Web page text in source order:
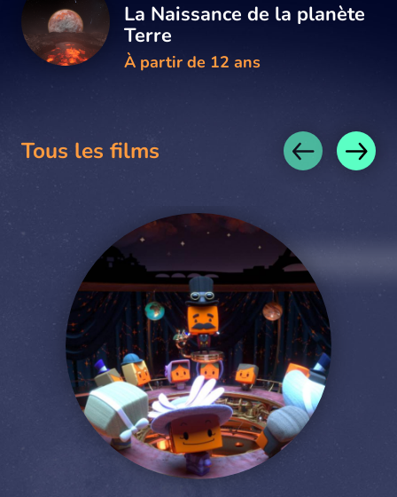
La Naissance de la planète
Terre
À partir de 12 ans
Tous les films